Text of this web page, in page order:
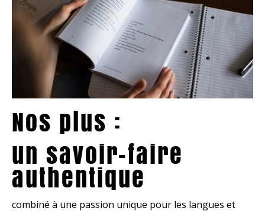
Nos plus :
un savoir-faire
authentique
combiné à une passion unique pour les langues et